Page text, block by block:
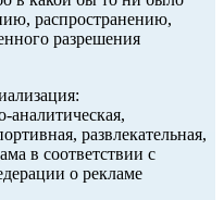
распространению,
разрешения
развлекательная,
в соответствии с
о рекламе